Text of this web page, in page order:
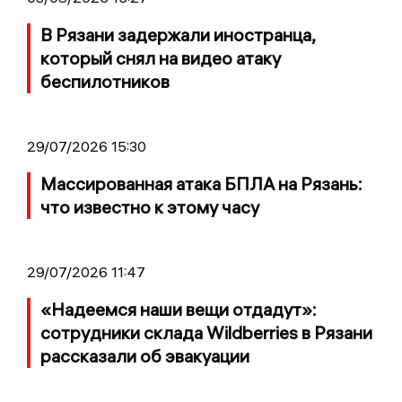
В Рязани задержали иностранца,
который снял на видео атаку
беспилотников
29/07/2026 15:30
Массированная атака БПЛА на Рязань:
что известно к этому часу
29/07/2026 11:47
«Надеемся наши вещи отдадут»:
сотрудники склада Wildberries в Рязани
рассказали об эвакуации